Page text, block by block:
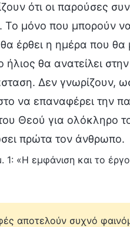
ότι οι παρούσες
Το μόνο που μπορούν
θα έρθει η ημέρα που
θα ανατείλει
Δεν γνωρίζουν,
να επαναφέρει την
του Θεού για ολόκληρο
πρώτα τον άνθρωπο.
1: «Η εμφάνιση και το
αποτελούν συχνό